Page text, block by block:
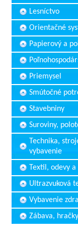
Lesníctvo
Orientačné
Papierový a
Priemysel
Smútočné
Stavebniny
Suroviny,
Technika,
vybavenie
Textil, odevy a
Ultrazvuková
Vybavenie
Zábava,